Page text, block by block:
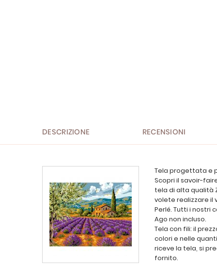
DESCRIZIONE RECENSIONI
Tela progettata e
Scopri il savoir-
tela di alta qualità
volete realizzare il
Perlé. Tutti i nostri
Ago non incluso.
Tela con fili: il
colori e nelle
riceve la tela, si
fornito.